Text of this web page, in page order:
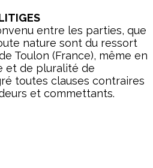
entre les parties, que
nature sont du ressort
Toulon (France), même en
et de pluralité de
toutes clauses contraires
et commettants.